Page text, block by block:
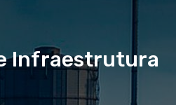
Infraestrutura